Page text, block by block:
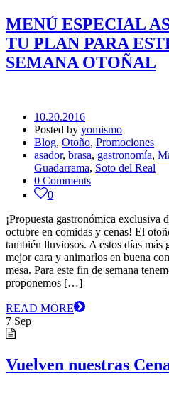
MENÚ ESPECIAL
TU PLAN PARA
SEMANA OTOÑAL
10.20.2016
Posted by yomismo
Blog, Otoño, Promociones
asador, brasa, gastronomía,
Guadarrama, Soto del Real
0 Comments
0
¡Propuesta gastronómica exclusiva
octubre en comidas y cenas! El
también lluviosos. A estos días más
mejor cara y animarlos en buena
mesa. Para este fin de semana
proponemos […]
READ MORE
7 Sep
Vuelven nuestras